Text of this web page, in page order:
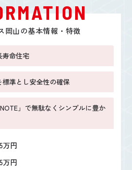
岡山の基本情報・特徴
寿命住宅
標準とし安全性の確保
NOTE」で無駄なくシンプルに豊か
万円
万円